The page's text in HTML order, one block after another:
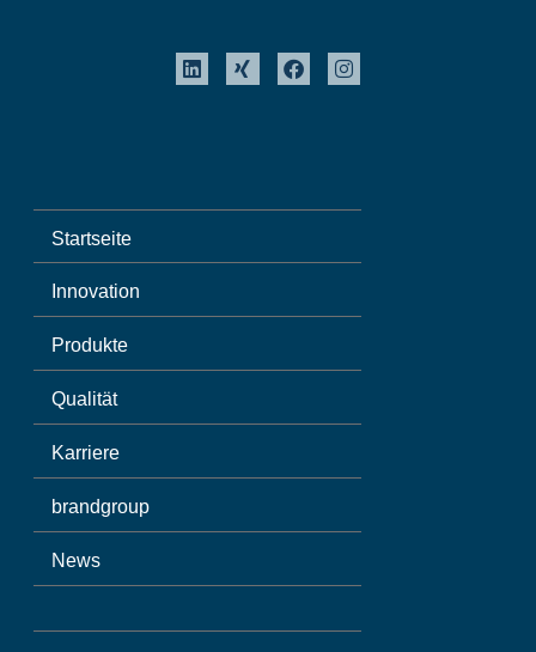
Startseite
Innovation
Produkte
Qualität
Karriere
brandgroup
News